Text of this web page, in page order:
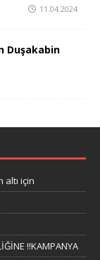
11.04.2024
Duşakabin
için
!!KAMPANYA